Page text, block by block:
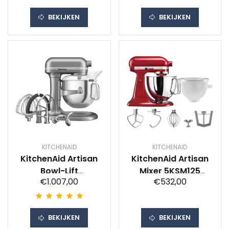
BEKIJKEN BEKIJKEN
KITCHENAID
KitchenAid Artisan
Bowl-Lift
5KSM70SHXECU
Contourzilver
€1.007,00
BEKIJKEN
KITCHENAID
KitchenAid Artisan
Mixer 5KSM125
Keizerrood +
€532,00
BEKIJKEN